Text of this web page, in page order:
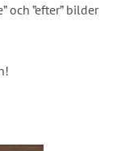
och ”efter” bilder